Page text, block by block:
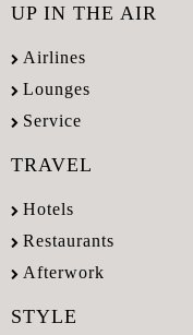
UP IN THE AIR
Airlines
Lounges
Service
TRAVEL
Hotels
Restaurants
Afterwork
STYLE